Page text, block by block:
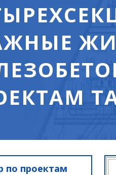
по проектам